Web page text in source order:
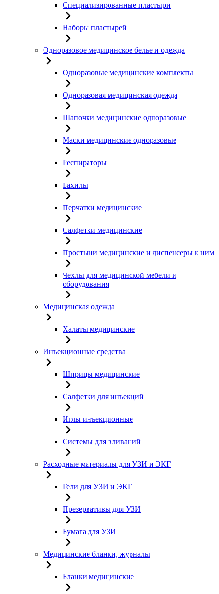
Специализированные пластыри
Наборы пластырей
Одноразовое медицинское белье и одежда
Одноразовые медицинские комплекты
Одноразовая медицинская одежда
Шапочки медицинские одноразовые
Маски медицинские одноразовые
Респираторы
Бахилы
Перчатки медицинские
Салфетки медицинские
Простыни медицинские и диспенсеры к ним
Чехлы для медицинской мебели и
оборудования
Медицинская одежда
Халаты медицинские
Инъекционные средства
Шприцы медицинские
Салфетки для инъекций
Иглы инъекционные
Системы для вливаний
Расходные материалы для УЗИ и ЭКГ
Гели для УЗИ и ЭКГ
Презервативы для УЗИ
Бумага для УЗИ
Медицинские бланки, журналы
Бланки медицинские